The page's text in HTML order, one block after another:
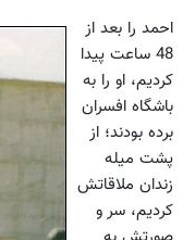
احمد را بعد از
48 ساعت پیدا
کردیم، او را به
باشگاه افسران
برده بودند؛ از
پشت میله‌
زندان ملاقاتش
کردیم، سر و